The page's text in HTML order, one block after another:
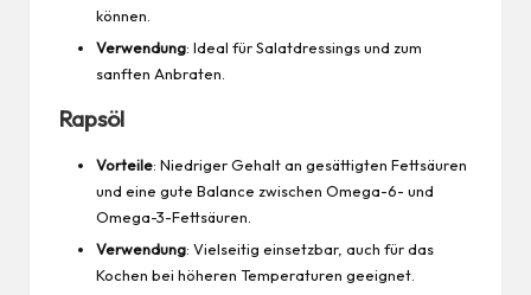
können.
Verwendung: Ideal für Salatdressings und zum
sanften Anbraten.
Rapsöl
Vorteile: Niedriger Gehalt an gesättigten Fettsäuren
und eine gute Balance zwischen Omega-6- und
Omega-3-Fettsäuren.
Verwendung: Vielseitig einsetzbar, auch für das
Kochen bei höheren Temperaturen geeignet.